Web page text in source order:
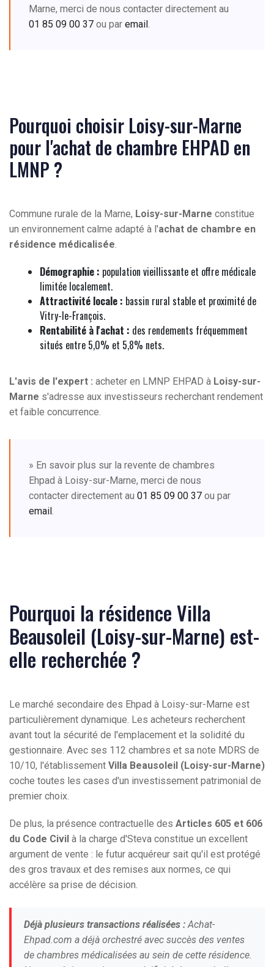
Marne, merci de nous contacter directement au
01 85 09 00 37 ou par email
Pourquoi choisir Loisy-sur-Marne
pour l'achat de chambre EHPAD en
LMNP ?
Commune rurale de la Marne, Loisy-sur-Marne constitue
un environnement calme adapté à l'achat de chambre en
résidence médicalisée
Démographie : population vieillissante et offre médicale
limitée localement.
Attractivité locale : bassin rural stable et proximité de
Vitry-le-François.
Rentabilité à l'achat : des rendements fréquemment
situés entre 5,0% et 5,8% nets.
L'avis de l'expert : acheter en LMNP EHPAD à Loisy-sur-
Marne s'adresse aux investisseurs recherchant rendement
et faible concurrence.
» En savoir plus sur la revente de chambres
Ehpad à Loisy-sur-Marne, merci de nous
contacter directement au 01 85 09 00 37 ou par
email
Pourquoi la résidence Villa
Beausoleil (Loisy-sur-Marne) est-
elle recherchée ?
Le marché secondaire des Ehpad à Loisy-sur-Marne est
particulièrement dynamique. Les acheteurs recherchent
avant tout la sécurité de l'emplacement et la solidité du
gestionnaire. Avec ses 112 chambres et sa note MDRS de
10/10, l'établissement Villa Beausoleil (Loisy-sur-Marne)
coche toutes les cases d'un investissement patrimonial de
premier choix.
De plus, la présence contractuelle des Articles 605 et 606
du Code Civil à la charge d'Steva constitue un excellent
argument de vente : le futur acquéreur sait qu'il est protégé
des gros travaux et des remises aux normes, ce qui
accélère sa prise de décision.
Déjà plusieurs transactions réalisées : Achat-
Ehpad.com a déjà orchestré avec succès des ventes
de chambres médicalisées au sein de cette résidence.